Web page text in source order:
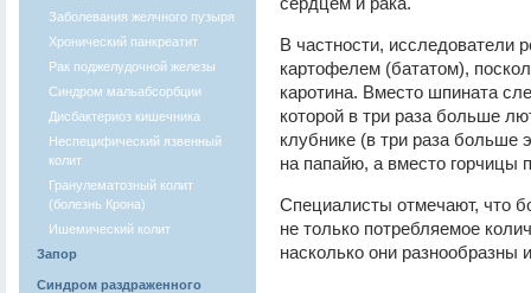
Заболевания желчного пузыря
Хронический панкреатит
Рак поджелудочной железы
Синдром мальабсорбции
Дисбактериоз кишечника
Неспецифический язвенный
колит
Гранулематозный колит
(болезнь Крона)
Ишемический колит
Запор
Синдром раздраженного
В частности, исследователи
картофелем (бататом),
каротина. Вместо шпината
которой в три раза больше
клубнике (в три раза больше
на папайю, а вместо горчицы
Специалисты отмечают, что
не только потребляемое
насколько они разнообразны